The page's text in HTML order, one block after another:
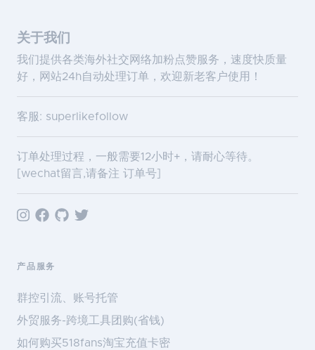
关于我们
我们提供各类海外社交网络加粉点赞服务，速度快质量
好，网站24h自动处理订单，欢迎新老客户使用！
客服: superlikefollow
订单处理过程，一般需要12小时+，请耐心等待。
[wechat留言,请备注 订单号]
产品服务
群控引流、账号托管
外贸服务-跨境工具团购(省钱)
如何购买518fans淘宝充值卡密